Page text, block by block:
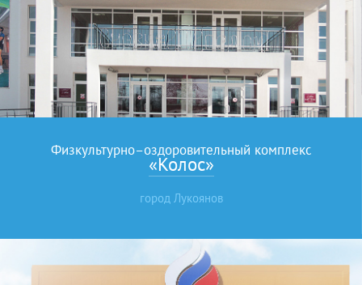
Физкультурно–оздоровительный комплекс
«Колос»
город Лукоянов